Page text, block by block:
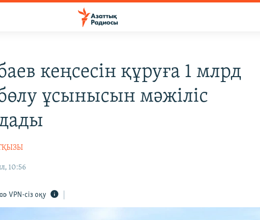
кеңсесін құруға 1 млрд
ұсынысын мәжіліс
10:56
VPN-сіз оқу